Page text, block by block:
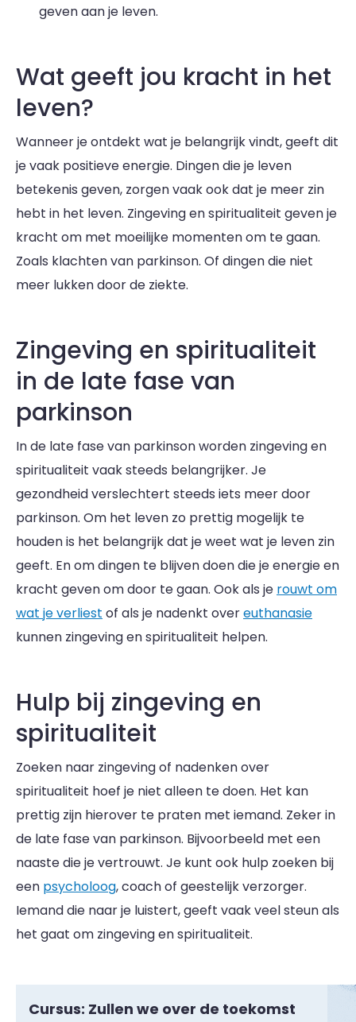
geven aan je leven.
Wat geeft jou kracht in het
leven?
Wanneer je ontdekt wat je belangrijk vindt, geeft dit
je vaak positieve energie. Dingen die je leven
betekenis geven, zorgen vaak ook dat je meer zin
hebt in het leven. Zingeving en spiritualiteit geven je
kracht om met moeilijke momenten om te gaan.
Zoals klachten van parkinson. Of dingen die niet
meer lukken door de ziekte.
Zingeving en spiritualiteit
in de late fase van
parkinson
In de late fase van parkinson worden zingeving en
spiritualiteit vaak steeds belangrijker. Je
gezondheid verslechtert steeds iets meer door
parkinson. Om het leven zo prettig mogelijk te
houden is het belangrijk dat je weet wat je leven zin
geeft. En om dingen te blijven doen die je energie en
kracht geven om door te gaan. Ook als je rouwt om
wat je verliest of als je nadenkt overeuthanasie
kunnen zingeving en spiritualiteit helpen.
Hulp bij zingeving en
spiritualiteit
Zoeken naar zingeving of nadenken over
spiritualiteit hoef je niet alleen te doen. Het kan
prettig zijn hierover te praten met iemand. Zeker in
de late fase van parkinson. Bijvoorbeeld met een
naaste die je vertrouwt. Je kunt ook hulp zoeken bij
een psycholoog, coach of geestelijk verzorger.
Iemand die naar je luistert, geeft vaak veel steun als
het gaat om zingeving en spiritualiteit.
Cursus: Zullen we over de toekomst